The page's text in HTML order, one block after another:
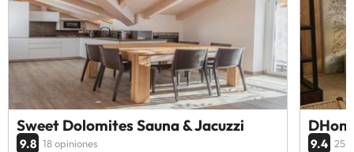
Sweet Dolomites Sauna & Jacuzzi
9.8 18 opiniones 9.4 25